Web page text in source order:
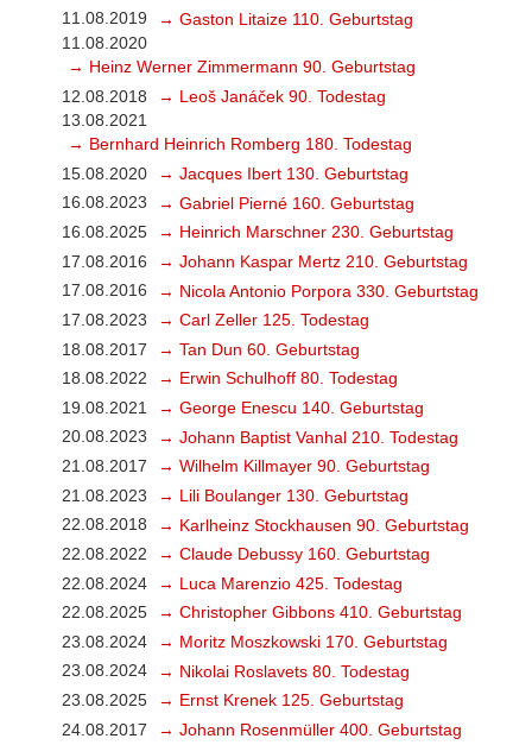
11.08.2019
→ Gaston Litaize 110. Geburtstag
11.08.2020
→ Heinz Werner Zimmermann 90. Geburtstag
12.08.2018
→ Leoš Janáček 90. Todestag
13.08.2021
→ Bernhard Heinrich Romberg 180. Todestag
15.08.2020
→ Jacques Ibert 130. Geburtstag
16.08.2023
→ Gabriel Pierné 160. Geburtstag
16.08.2025
→ Heinrich Marschner 230. Geburtstag
17.08.2016
→ Johann Kaspar Mertz 210. Geburtstag
17.08.2016
→ Nicola Antonio Porpora 330. Geburtstag
17.08.2023
→ Carl Zeller 125. Todestag
18.08.2017
→ Tan Dun 60. Geburtstag
18.08.2022
→ Erwin Schulhoff 80. Todestag
19.08.2021
→ George Enescu 140. Geburtstag
20.08.2023
→ Johann Baptist Vanhal 210. Todestag
21.08.2017
→ Wilhelm Killmayer 90. Geburtstag
21.08.2023
→ Lili Boulanger 130. Geburtstag
22.08.2018
→ Karlheinz Stockhausen 90. Geburtstag
22.08.2022
→ Claude Debussy 160. Geburtstag
22.08.2024
→ Luca Marenzio 425. Todestag
22.08.2025
→ Christopher Gibbons 410. Geburtstag
23.08.2024
→ Moritz Moszkowski 170. Geburtstag
23.08.2024
→ Nikolai Roslavets 80. Todestag
23.08.2025
→ Ernst Krenek 125. Geburtstag
24.08.2017
→ Johann Rosenmüller 400. Geburtstag